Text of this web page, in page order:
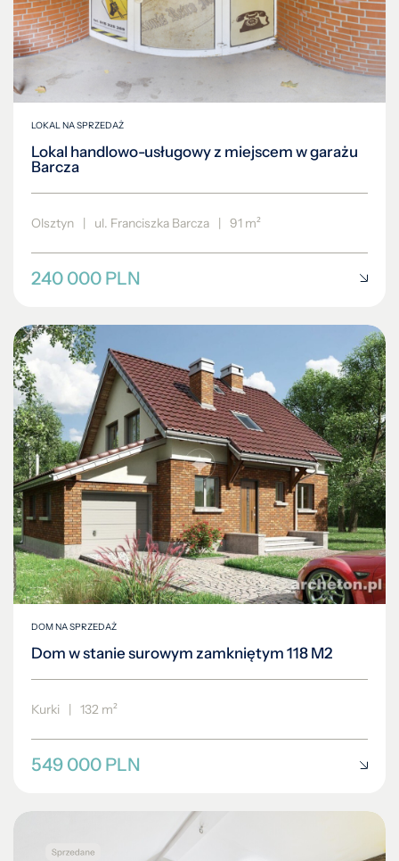
LOKAL NA SPRZEDAŻ
Lokal handlowo-usługowy z miejscem w garażu
Barcza
Olsztyn | ul. Franciszka Barcza | 91 m²
240 000 PLN
DOM NA SPRZEDAŻ
Dom w stanie surowym zamkniętym 118 M2
Kurki 132 m²
549 000 PLN